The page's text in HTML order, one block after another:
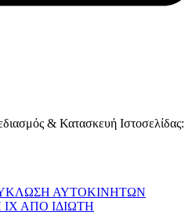
& Κατασκευή Ιστοσελίδας:
ΑΥΤΟΚΙΝΗΤΩΝ
ΑΠΟ ΙΔΙΩΤΗ